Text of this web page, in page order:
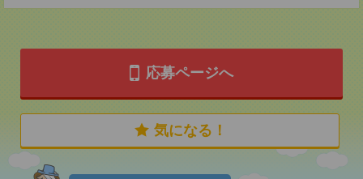
応募ページへ
気になる！